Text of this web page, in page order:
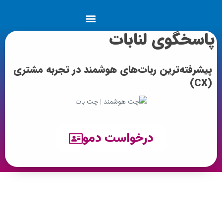
چت هوشمند | چت بات | ربات
پاسخگوی لنابات
پیشرفته‌ترین ربات‌های هوشمند در تجربه مشتری
(CX)
درخواست دمو